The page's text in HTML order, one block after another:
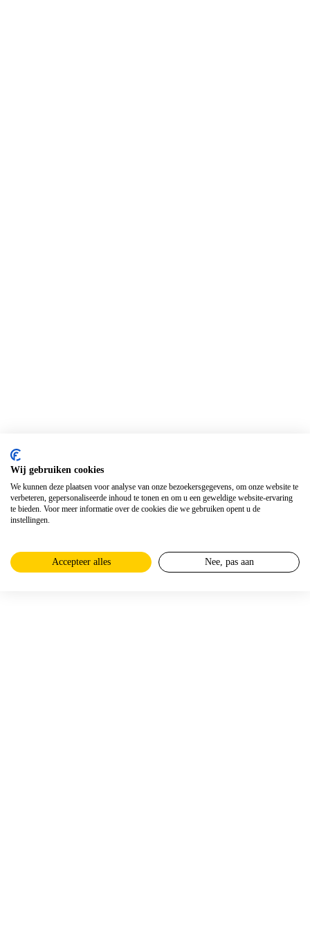
Wij gebruiken cookies
We kunnen deze plaatsen voor analyse van onze bezoekersgegevens, om onze website te
verbeteren, gepersonaliseerde inhoud te tonen en om u een geweldige website-ervaring
te bieden. Voor meer informatie over de cookies die we gebruiken opent u de
instellingen.
Accepteer alles Nee, pas aan